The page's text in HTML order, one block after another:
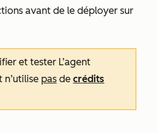
avant de le déployer sur
et tester L’agent
n’utilise pas de crédits